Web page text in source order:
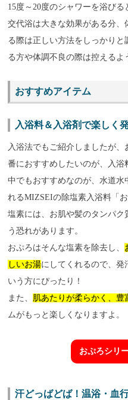
15度～20度のシャワーを浴びる
交代浴は大きな効果がある分
る際は正しい方法をしっかり
る方や体調不良の際は控えるよ
おすすめアイテム
入浴料＆入浴剤で楽しく
入浴法でもご紹介しましたが
番におすすめしたいのが、入浴
中でもおすすめなのが、水道水
れるMIZSEIの除塩素入浴料「お
塩素には、お肌や髪のタンパク
う恐れがあります。
おぷろはそんな塩素を除去し、
しいお湯にしてくれるので、発
いう方にぴったり！
また、 肌あたりが柔らかく、豊
ムがもっと楽しくなりますよ。
おぷろシリ
汗どっばどば！温浴・血